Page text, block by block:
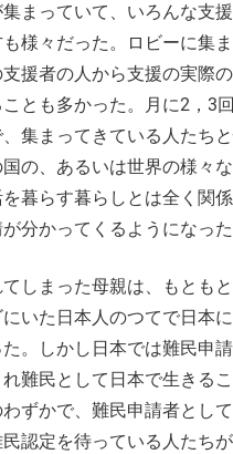
まっていて、いろんな支援
様々だった。ロビーに集
援者の人から支援の実際
とも多かった。月に2，3
集まってきている人たち
の、あるいは世界の様々
暮らす暮らしとは全く関
分かってくるようになった
しまった母親は、もとも
いた日本人のつてで日本
。しかし日本では難民申
難民として日本で生きる
ずかで、難民申請者とし
認定を待っている人たちが